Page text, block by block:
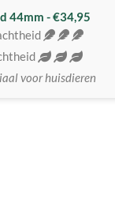
44mm - €34,95
voor huisdieren